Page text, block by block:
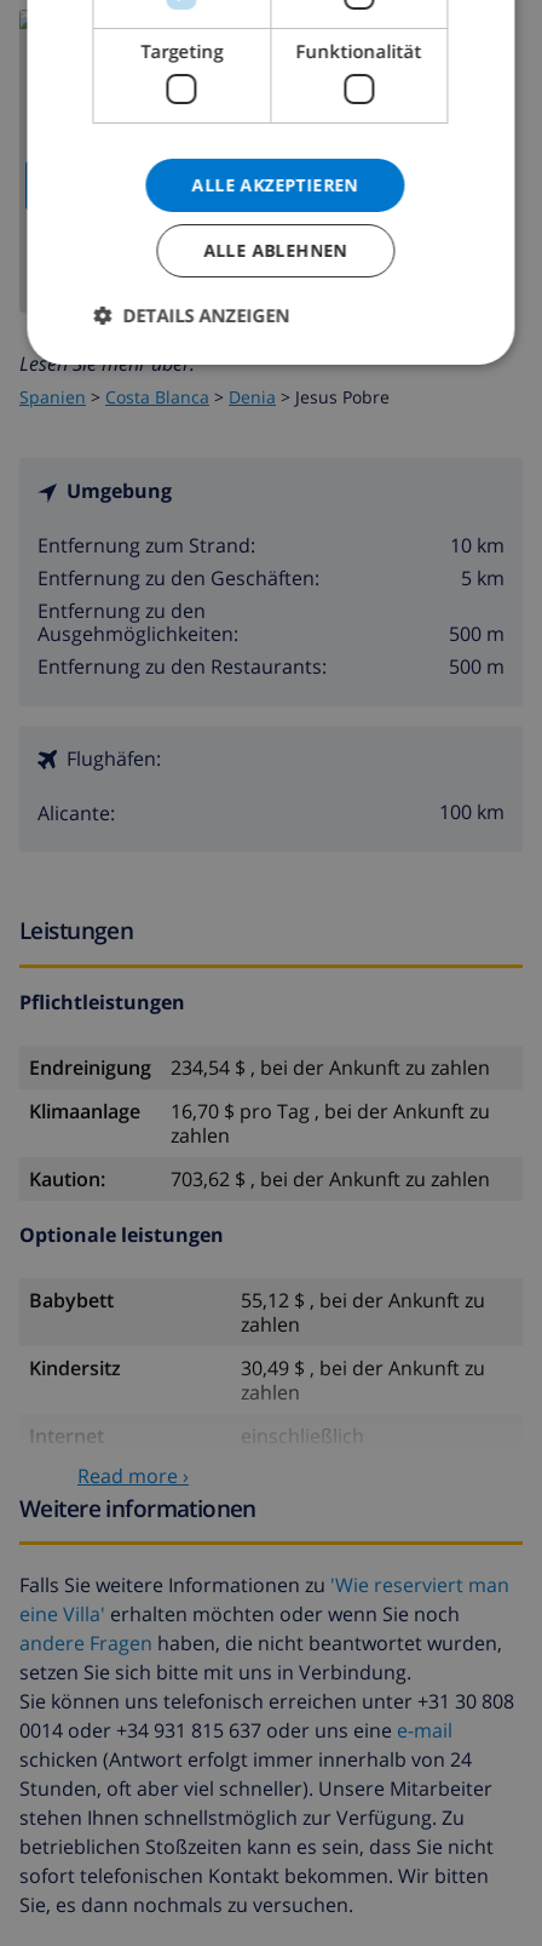
KARTE ANZEIGEN
Lesen Sie mehr über:
Spanien > Costa Blanca > Denia > Jesus Pobre
Umgebung
Entfernung zum Strand:
10 km
Entfernung zu den Geschäften:
5 km
Entfernung zu den
Ausgehmöglichkeiten:
500 m
Entfernung zu den Restaurants:
500 m
Flughäfen:
Alicante: 100 km
Leistungen
Pflichtleistungen
Endreinigung
234,54 $ , bei der Ankunft zu zahlen
Klimaanlage
16,70 $ pro Tag , bei der Ankunft zu
zahlen
Kaution:
703,62 $ , bei der Ankunft zu zahlen
Optionale leistungen
Babybett
55,12 $ , bei der Ankunft zu
zahlen
Kindersitz
30,49 $ , bei der Ankunft zu
zahlen
Internet
einschließlich
Haustiere
zahlen
Wasser
einschließlich
Gas
einschließlich
Zusätzliche
bettwäsche
17,59 $ pro Person , bei der
Ankunft zu zahlen
Zusätzliche
handtücher
8,80 $ pro Person , bei der
Ankunft zu zahlen
Späte abreise
113,75 $
Zusätzliche
reinigung
basiert auf den
Energieverbrauch
(52,77 $/HOUR)
Reiserücktrittsfonds:
4.80% der Gesamtsumme
Read more ›
Weitere informationen
Falls Sie weitere Informationen zu 'Wie reserviert man
eine Villa' erhalten möchten oder wenn Sie noch
andere Fragen haben, die nicht beantwortet wurden,
setzen Sie sich bitte mit uns in Verbindung.
Sie können uns telefonisch erreichen unter +31 30 808
0014 oder +34 931 815 637 oder uns eine e-mail
schicken (Antwort erfolgt immer innerhalb von 24
Stunden, oft aber viel schneller). Unsere Mitarbeiter
stehen Ihnen schnellstmöglich zur Verfügung. Zu
betrieblichen Stoßzeiten kann es sein, dass Sie nicht
sofort telefonischen Kontakt bekommen. Wir bitten
Sie, es dann nochmals zu versuchen.
Targeting Funktionalität
ALLE AKZEPTIEREN
ALLE ABLEHNEN
DETAILS ANZEIGEN